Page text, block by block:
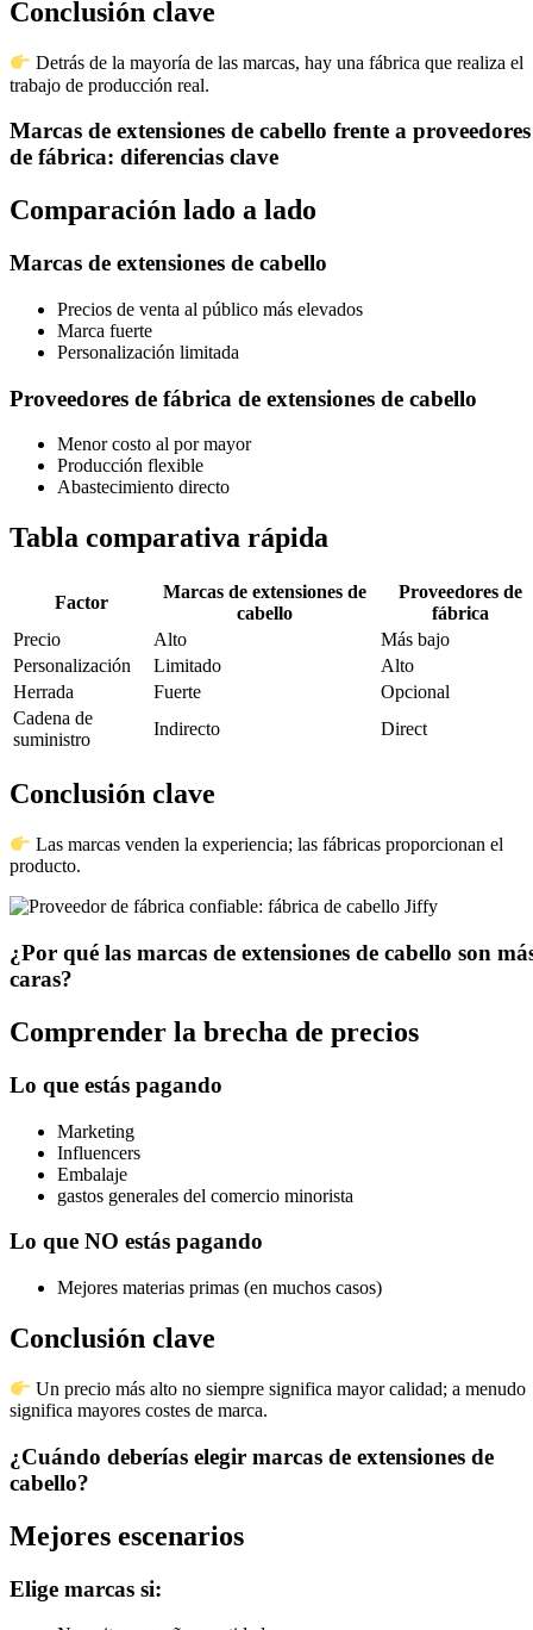
Conclusión clave
Detrás de la mayoría de las marcas, hay una fábrica que realiza el
trabajo de producción real.
Marcas de extensiones de cabello frente a proveedores
de fábrica: diferencias clave
Comparación lado a lado
Marcas de extensiones de cabello
Precios de venta al público más elevados
Marca fuerte
Personalización limitada
Proveedores de fábrica de extensiones de cabello
Menor costo al por mayor
Producción flexible
Abastecimiento directo
Tabla comparativa rápida
Factor
Marcas de extensiones de
cabello
Proveedores de
fábrica
Precio
Alto
Más bajo
Personalización
Limitado
Alto
Herrada
Fuerte
Opcional
Cadena de
suministro
Indirecto Direct
Conclusión clave
Las marcas venden la experiencia; las fábricas proporcionan el
producto.
¿Por qué las marcas de extensiones de cabello son
caras?
Comprender la brecha de precios
Lo que estás pagando
Marketing
Influencers
Embalaje
gastos generales del comercio minorista
Lo que NO estás pagando
Mejores materias primas (en muchos casos)
Conclusión clave
Un precio más alto no siempre significa mayor calidad; a menudo
significa mayores costes de marca.
¿Cuándo deberías elegir marcas de extensiones de
cabello?
Mejores escenarios
Elige marcas si: